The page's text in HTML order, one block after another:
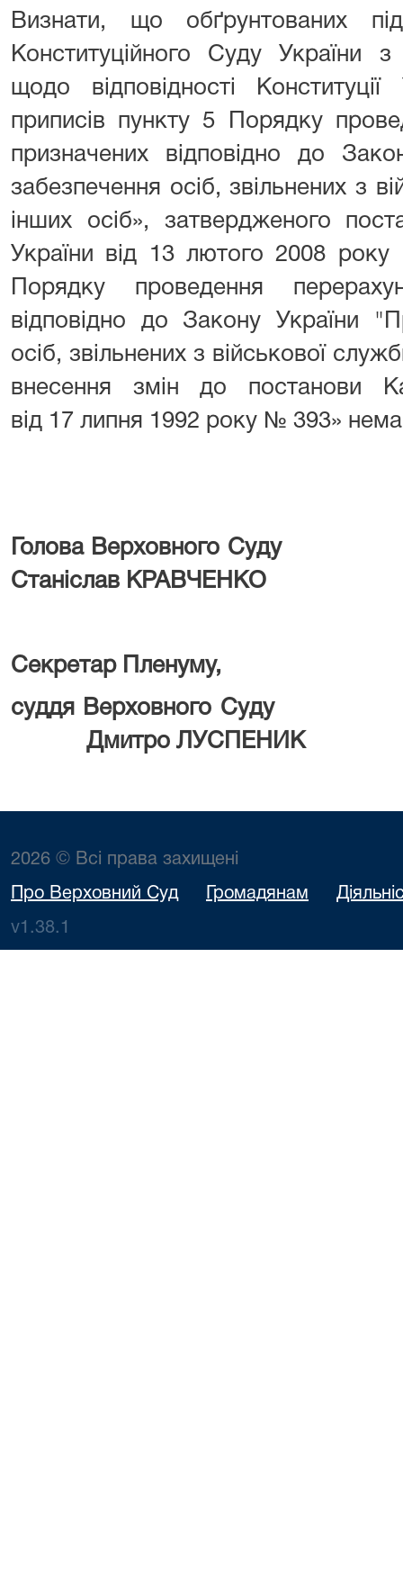
Визнати, що обґрунтованих
Конституційного Суду України
щодо відповідності Конституції
приписів пункту 5 Порядку
призначених відповідно до
забезпечення осіб, звільнених з
інших осіб», затвердженого
України від 13 лютого 2008
Порядку проведення
відповідно до Закону України
осіб, звільнених з військової
внесення змін до постанови
від 17 липня 1992 року № 393»
Голова
Станіслав КРАВЧЕНКО
Секретар Пленуму,
суддя
Дмитро ЛУСПЕНИК
2026 © Всі права захищені
Про Верховний Суд Громадянам
v1.38.1